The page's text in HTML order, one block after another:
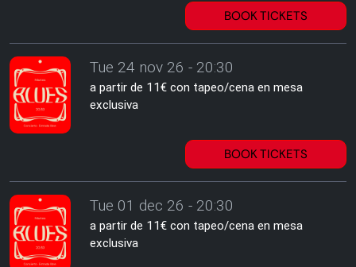
BOOK TICKETS
Tue 24 nov 26 - 20:30
a partir de 11€ con tapeo/cena en mesa
exclusiva
BOOK TICKETS
Tue 01 dec 26 - 20:30
a partir de 11€ con tapeo/cena en mesa
exclusiva